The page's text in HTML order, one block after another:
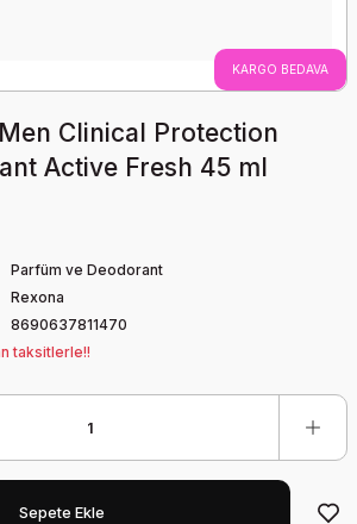
KARGO BEDAVA
Clinical Protection
Active Fresh 45 ml
Parfüm ve Deodorant
Rexona
8690637811470
taksitlerle!!
Sepete Ekle